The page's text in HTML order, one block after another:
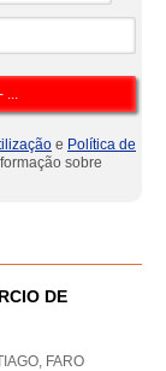
e Política de
sobre
DE
FARO